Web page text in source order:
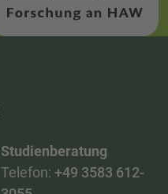
Studienberatung
Telefon: +49 3583 612-